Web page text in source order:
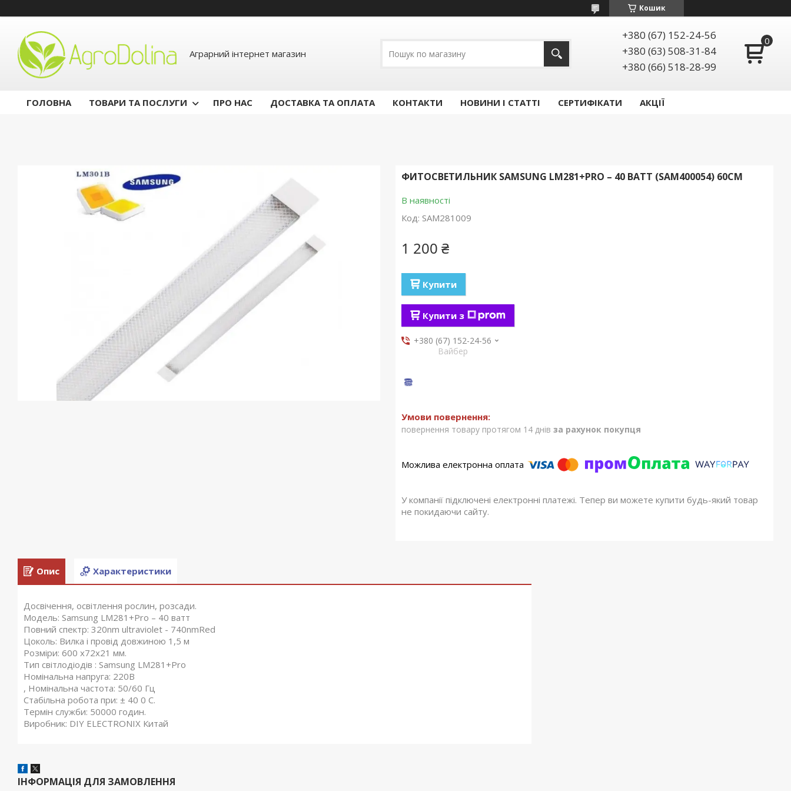
Кошик
Аграрний інтернет магазин
+380 (67) 152-24-56
+380 (63) 508-31-84
+380 (66) 518-28-99
ГОЛОВНА ТОВАРИ ТА ПОСЛУГИ ПРО НАС ДОСТАВКА ТА ОПЛАТА КОНТАКТИ НОВИНИ І СТАТТІ СЕРТИФІКАТИ АКЦІЇ
ФИТОСВЕТИЛЬНИК SAMSUNG LM281+PRO – 40 ВАТТ (SAM400054) 60СМ
В наявності
Код: SAM281009
1 200 ₴
Купити
Купити з
+380 (67) 152-24-56
Вайбер
повернення товару протягом 14 днів за рахунок покупця
У компанії підключені електронні платежі. Тепер ви можете купити будь-який товар
не покидаючи сайту.
Опис Характеристики
Досвічення, освітлення рослин, розсади.
Модель: Samsung LM281+Pro – 40 ватт
Повний спектр: 320nm ultraviolet - 740nmRed
Цоколь: Вилка і провід довжиною 1,5 м
Розміри: 600 х72х21 мм.
Тип світлодіодів : Samsung LM281+Pro
Номінальна напруга: 220В
, Номінальна частота: 50/60 Гц
Стабільна робота при: ± 40 0 С.
Термін служби: 50000 годин.
Виробник: DIY ELECTRONIX Китай
ІНФОРМАЦІЯ ДЛЯ ЗАМОВЛЕННЯ